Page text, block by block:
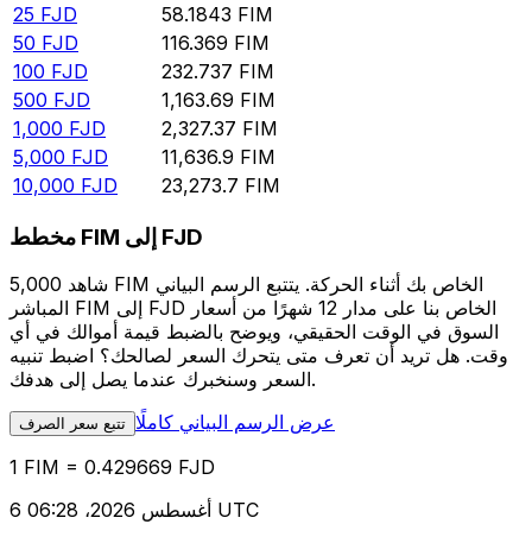
25 FJD 58.1843 FIM
50 FJD 116.369 FIM
100 FJD 232.737 FIM
500 FJD 1,163.69 FIM
1,000 FJD 2,327.37 FIM
5,000 FJD 11,636.9 FIM
10,000 FJD 23,273.7 FIM
مخطط FIM إلى FJD
شاهد 5,000 FIM الخاص بك أثناء الحركة. يتتبع الرسم البياني
المباشر FIM إلى FJD الخاص بنا على مدار 12 شهرًا من أسعار
السوق في الوقت الحقيقي، ويوضح بالضبط قيمة أموالك في أي
وقت. هل تريد أن تعرف متى يتحرك السعر لصالحك؟ اضبط تنبيه
السعر وسنخبرك عندما يصل إلى هدفك.
تتبع سعر الصرف عرض الرسم البياني كاملًا
1 FIM = 0.429669 FJD
6 أغسطس 2026، 06:28 UTC